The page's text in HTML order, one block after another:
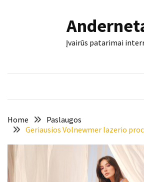
trinkelės
dešimtmečius
Mašininis
Įvairūs patarimai
Home
Paslaugos
Geriausios Volnewmer lazerio